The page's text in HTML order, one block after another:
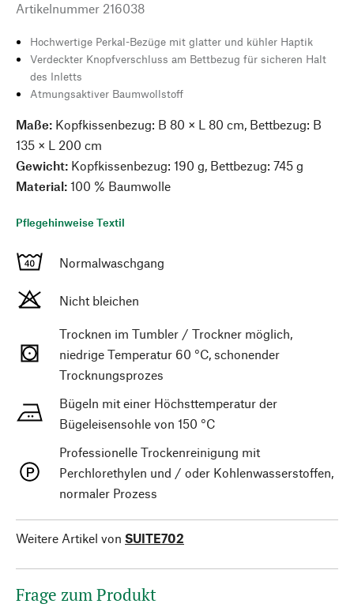
Artikelnummer 216038
Hochwertige Perkal-Bezüge mit glatter und kühler Haptik
Verdeckter Knopfverschluss am Bettbezug für sicheren Halt
des Inletts
Atmungsaktiver Baumwollstoff
Maße: Kopfkissenbezug: B 80 × L 80 cm, Bettbezug: B
135 × L 200 cm
Gewicht: Kopfkissenbezug: 190 g, Bettbezug: 745 g
Material: 100 % Baumwolle
Pflegehinweise Textil
Normalwaschgang
Nicht bleichen
Trocknen im Tumbler / Trockner möglich,
niedrige Temperatur 60 °C, schonender
Trocknungsprozes
Bügeln mit einer Höchsttemperatur der
Bügeleisensohle von 150 °C
Professionelle Trockenreinigung mit
Perchlorethylen und / oder Kohlenwasserstoffen,
normaler Prozess
Weitere Artikel von SUITE702
Frage zum Produkt